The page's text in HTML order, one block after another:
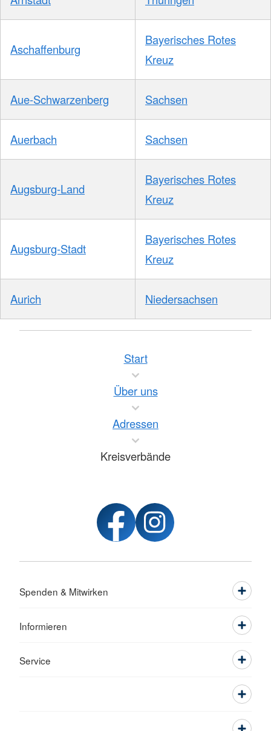
Aschaffenburg
Bayerisches Rotes
Kreuz
Aue-Schwarzenberg Sachsen
Auerbach Sachsen
Augsburg-Land
Bayerisches Rotes
Kreuz
Augsburg-Stadt
Bayerisches Rotes
Kreuz
Aurich Niedersachsen
Start
Über uns
Adressen
Kreisverbände
Spenden & Mitwirken
Informieren
Service